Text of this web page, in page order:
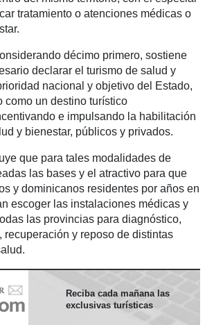
tratamiento o atenciones médicas o
décimo primero, sostiene
declarar el turismo de salud y
nacional y objetivo del Estado,
como un destino turístico
e impulsando la habilitación
y bienestar, públicos y privados.
que para tales modalidades de
las bases y el atractivo para que
y dominicanos residentes por años en
escoger las instalaciones médicas y
las provincias para diagnóstico,
recuperación y reposo de distintas
Reciba cada mañana las
exclusivas turísticas